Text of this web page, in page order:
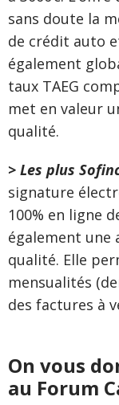
sans doute la
de crédit auto
également
taux TAEG
met en valeur
qualité.
> Les plus
signature
100% en ligne
également une
qualité. Elle
mensualités
des factures à
On vous
au Forum